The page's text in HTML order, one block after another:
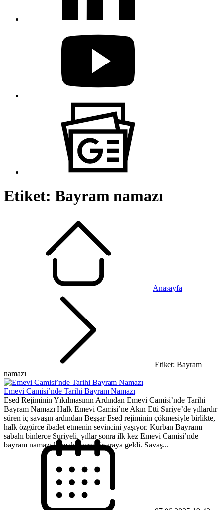
Etiket: Bayram namazı
Anasayfa
Etiket: Bayram
namazı
Emevi Camisi’nde Tarihi Bayram Namazı
Esed Rejiminin Yıkılmasının Ardından Emevi Camisi’nde Tarihi
Bayram Namazı Halk Emevi Camisi’ne Akın Etti Suriye’de yıllardır
süren iç savaşın ardından Beşşar Esed rejiminin çökmesiyle birlikte,
halk özgürce ibadet etmenin sevincini yaşıyor. Kurban Bayramı
sabahı binlerce Suriyeli, yıllar sonra ilk kez Emevi Camisi’nde
bayram namazı kılmak üzere bir araya geldi. Savaş...